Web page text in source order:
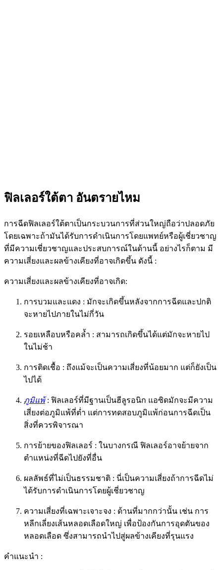
ฟิลเลอร์ใต้ตา อันตรายไหม
การฉีดฟิลเลอร์ใต้ตาเป็นกระบวนการที่ส่วนใหญ่ถือว่าปลอดภัย
โดยเฉพาะถ้ามันได้รับการดำเนินการโดยแพทย์หรือผู้เชี่ยวชาญ
ที่มีความเชี่ยวชาญและประสบการณ์ในด้านนี้ อย่างไรก็ตาม มี
ความเสี่ยงและผลข้างเคียงที่อาจเกิดขึ้น ดังนี้ :
ความเสี่ยงและผลข้างเคียงที่อาจเกิด:
การบวมและแดง : มักจะเกิดขึ้นหลังจากการฉีดและปกติ
จะหายไปภายในไม่กี่วัน
รอยเหลือบหรือคล้ำ : สามารถเกิดขึ้นได้แต่มักจะหายไป
ในไม่ช้า
การติดเชื้อ : ถึงแม้จะเป็นความเสี่ยงที่น้อยมาก แต่ก็ยังเป็น
ไปได้
ภูมิแพ้: ฟิลเลอร์ที่มีฐานเป็นฮีลูรอนิก แอซิดมักจะมีความ
เสี่ยงต่อภูมิแพ้ที่ต่ำ แต่การทดสอบภูมิแพ้ก่อนการฉีดเป็น
สิ่งที่ควรพิจารณา
การย้ายของฟิลเลอร์ : ในบางกรณี ฟิลเลอร์อาจย้ายจาก
ตำแหน่งที่ฉีดไปยังที่อื่น
ผลลัพธ์ที่ไม่เป็นธรรมชาติ : นี่เป็นความเสี่ยงถ้าการฉีดไม่
ได้รับการดำเนินการโดยผู้เชี่ยวชาญ
ความเสี่ยงที่เฉพาะเจาะจง : ด้านที่มากกว่านั้น เช่น การ
หลีกเลี่ยงเส้นหลอดเลือดใหญ่ เพื่อป้องกันการอุดตันของ
หลอดเลือด ซึ่งสามารถนำไปสู่ผลข้างเคียงที่รุนแรง
คำแนะนำ :